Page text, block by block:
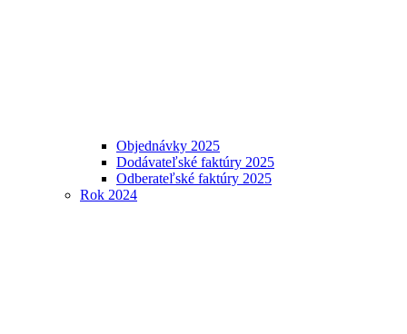
Objednávky 2025
Dodávateľské faktúry 2025
Odberateľské faktúry 2025
Rok 2024